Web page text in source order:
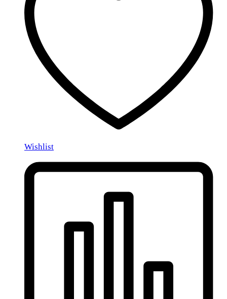
Wishlist